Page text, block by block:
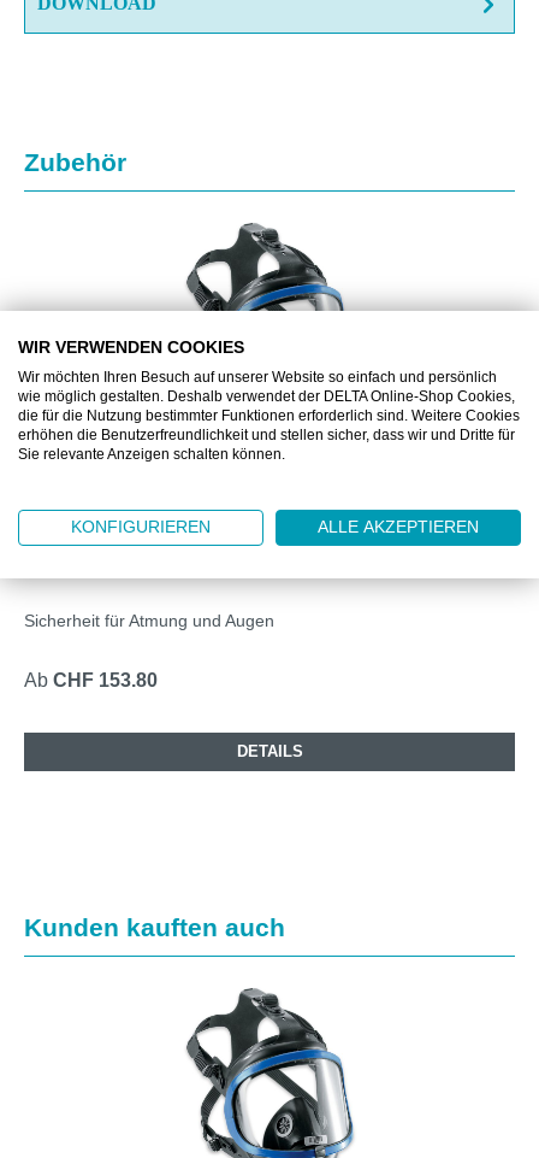
Produktgalerie überspringen
Zubehör
DRAR55800
DRÄGER X-PLORE 6300 VOLLMASKE
Sicherheit für Atmung und Augen
Ab CHF 153.80
DETAILS
Produktgalerie überspringen
Kunden kauften auch
WIR VERWENDEN COOKIES
Wir möchten Ihren Besuch auf unserer Website so einfach und persönlich
wie möglich gestalten. Deshalb verwendet der DELTA Online-Shop Cookies,
die für die Nutzung bestimmter Funktionen erforderlich sind. Weitere Cookies
erhöhen die Benutzerfreundlichkeit und stellen sicher, dass wir und Dritte für
Sie relevante Anzeigen schalten können.
KONFIGURIEREN ALLE AKZEPTIEREN